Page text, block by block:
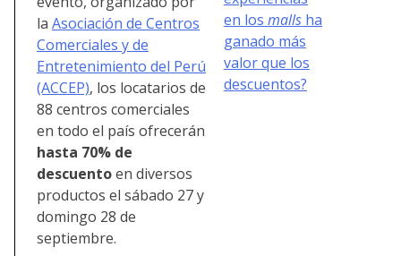
la Asociación de Centros
Comerciales y de
Entretenimiento del Perú
(ACCEP), los locatarios de
88 centros comerciales
en todo el país ofrecerán
hasta 70% de
descuentoen diversos
productos el sábado 27 y
domingo 28 de
septiembre.
en los malls ha
ganado más
valor que los
descuentos?